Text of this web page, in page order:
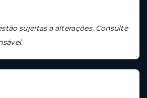
sujeitas a alterações. Consulte